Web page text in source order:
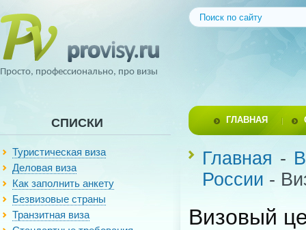
Просто, профессионально, про визы
СПИСКИ
Туристическая виза
Деловая виза
Как заполнить анкету
Безвизовые страны
Транзитная виза
ГЛАВНАЯ
Главная -
России -
Визовый